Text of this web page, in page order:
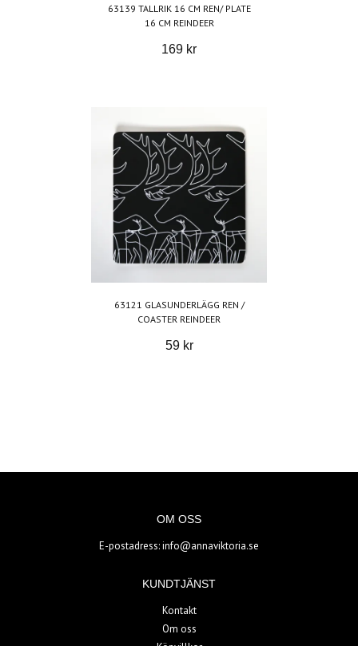
63139 TALLRIK 16 CM REN/ PLATE
16 CM REINDEER
169 kr
63121 GLASUNDERLÄGG REN /
COASTER REINDEER
59 kr
OM OSS
E-postadress:info@annaviktoria.se
KUNDTJÄNST
Kontakt
Om oss